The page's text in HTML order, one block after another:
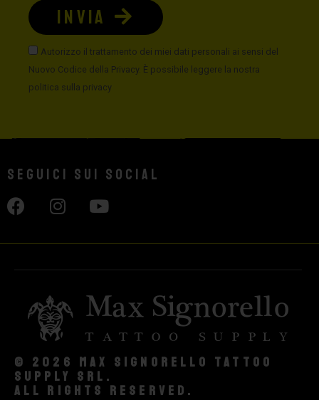
Autorizzo il trattamento dei miei dati personali ai sensi del
Nuovo Codice della Privacy. È possibile leggere la nostra
politica sulla privacy
INVIA
Seguici sui social
© 2026 Max Signorello Tattoo
supply srl.
All rights reserved.